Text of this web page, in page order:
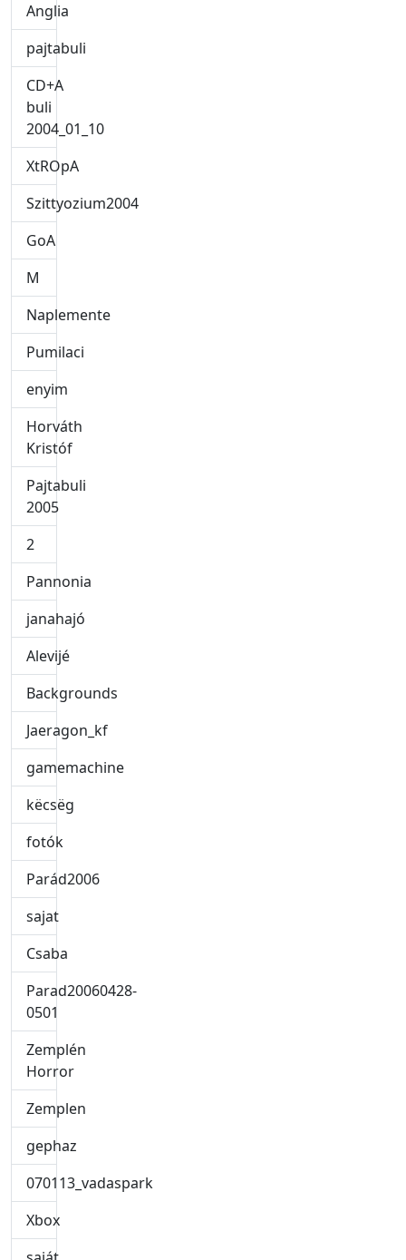
Anglia
pajtabuli
CD+A
buli
2004_01_10
XtROpA
Szittyozium2004
GoA
M
Naplemente
Pumilaci
enyim
Horváth
Kristóf
Pajtabuli
2005
2
Pannonia
janahajó
Alevijé
Backgrounds
Jaeragon_kf
gamemachine
këcsëg
fotók
Parád2006
sajat
Csaba
Parad20060428-
0501
Zemplén
Horror
Zemplen
gephaz
070113_vadaspark
Xbox